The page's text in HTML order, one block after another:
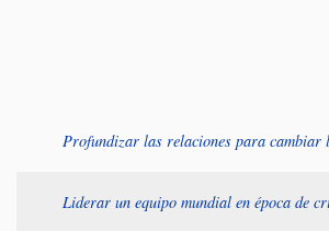
Profundizar las relaciones para cambiar
Liderar un equipo mundial en época de